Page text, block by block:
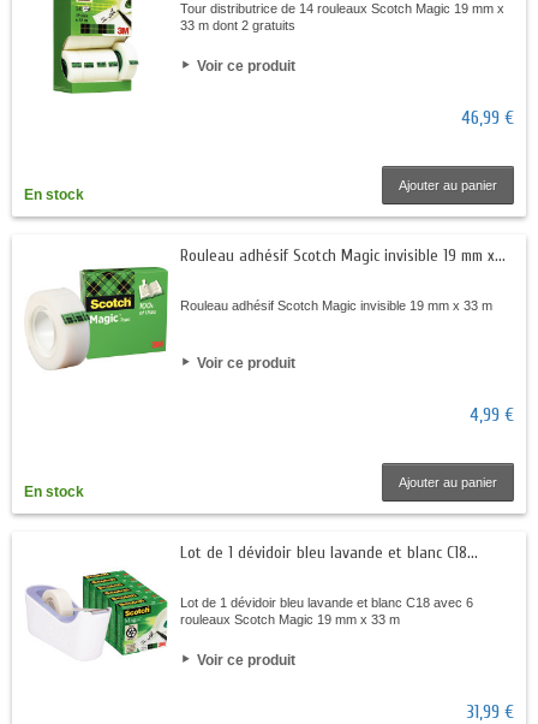
Tour distributrice de 14 rouleaux Scotch Magic 19 mm x
33 m dont 2 gratuits
Voir ce produit
46,99 €
En stock
Ajouter au panier
Rouleau adhésif Scotch Magic invisible 19 mm x...
Rouleau adhésif Scotch Magic invisible 19 mm x 33 m
Voir ce produit
4,99 €
En stock
Ajouter au panier
Lot de 1 dévidoir bleu lavande et blanc C18...
Lot de 1 dévidoir bleu lavande et blanc C18 avec 6
rouleaux Scotch Magic 19 mm x 33 m
Voir ce produit
31,99 €